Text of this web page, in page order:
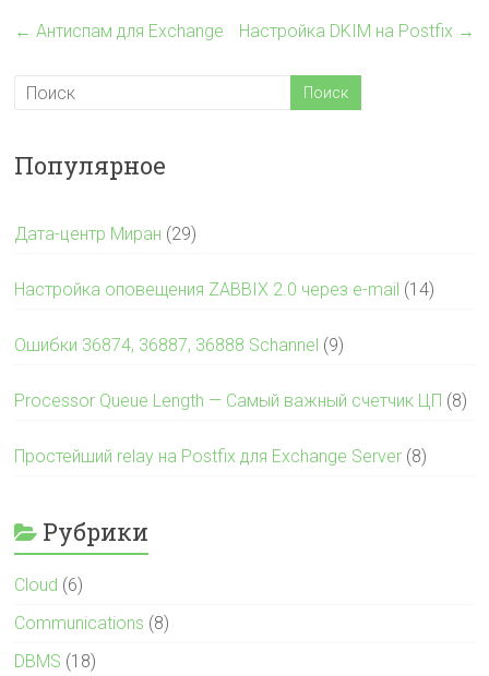
← Антиспам для Exchange Настройка DKIM на Postfix →
Популярное
Дата-центр Миран (29)
Настройка оповещения ZABBIX 2.0 через e-mail (14)
Ошибки 36874, 36887, 36888 Schannel (9)
Processor Queue Length — Самый важный счетчик ЦП (8)
Простейший relay на Postfix для Exchange Server (8)
Рубрики
Cloud (6)
Communications (8)
DBMS (18)